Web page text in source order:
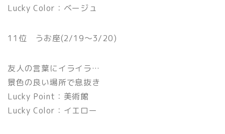
Lucky Color：ベージュ
11位 うお座(2/19〜3/20)
友人の言葉にイライラ…
景色の良い場所で息抜き
Lucky Point：美術館
Lucky Color：イエロー